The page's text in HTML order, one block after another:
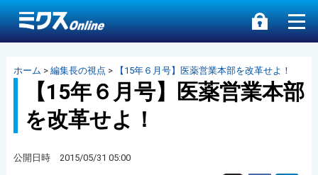
ホーム > 編集長の視点 > 【15年６月号】医薬営業本部を改革せよ！
【15年６月号】医薬営業本部
を改革せよ！
公開日時 2015/05/31 05:00